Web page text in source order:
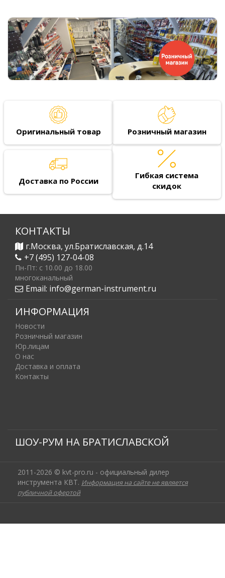
Оригинальный товар Розничный магазин
Доставка по России
Гибкая система
скидок
КОНТАКТЫ
г.Москва, ул.Братиславская, д.14
+7 (495) 127-04-08
Пн-Пт: c 10.00 до 18.00
многоканальный
Email: info@german-instrument.ru
ИНФОРМАЦИЯ
Новости
Розничный магазин
Юр.лицам
О нас
Доставка и оплата
Контакты
ШОУ-РУМ НА БРАТИСЛАВСКОЙ
2011-2026 © kvt-pro.ru - официальный дилер
инструмента КВТ. Информация на сайте не является
публичной офертой